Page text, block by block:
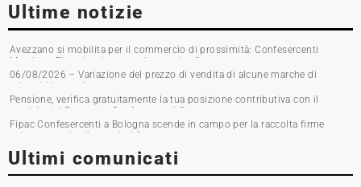
Ultime notizie
Avezzano si mobilita per il commercio di prossimità: Confesercenti
Marsica e Fipac in piazza per la raccolta firme
06/08/2026 – Variazione del prezzo di vendita di alcune marche di
tabacchi lavorati
Pensione, verifica gratuitamente la tua posizione contributiva con il
servizio del Patronato Confesercenti Grosseto
Fipac Confesercenti a Bologna scende in campo per la raccolta firme
sul commercio di prossimità
Ultimi comunicati